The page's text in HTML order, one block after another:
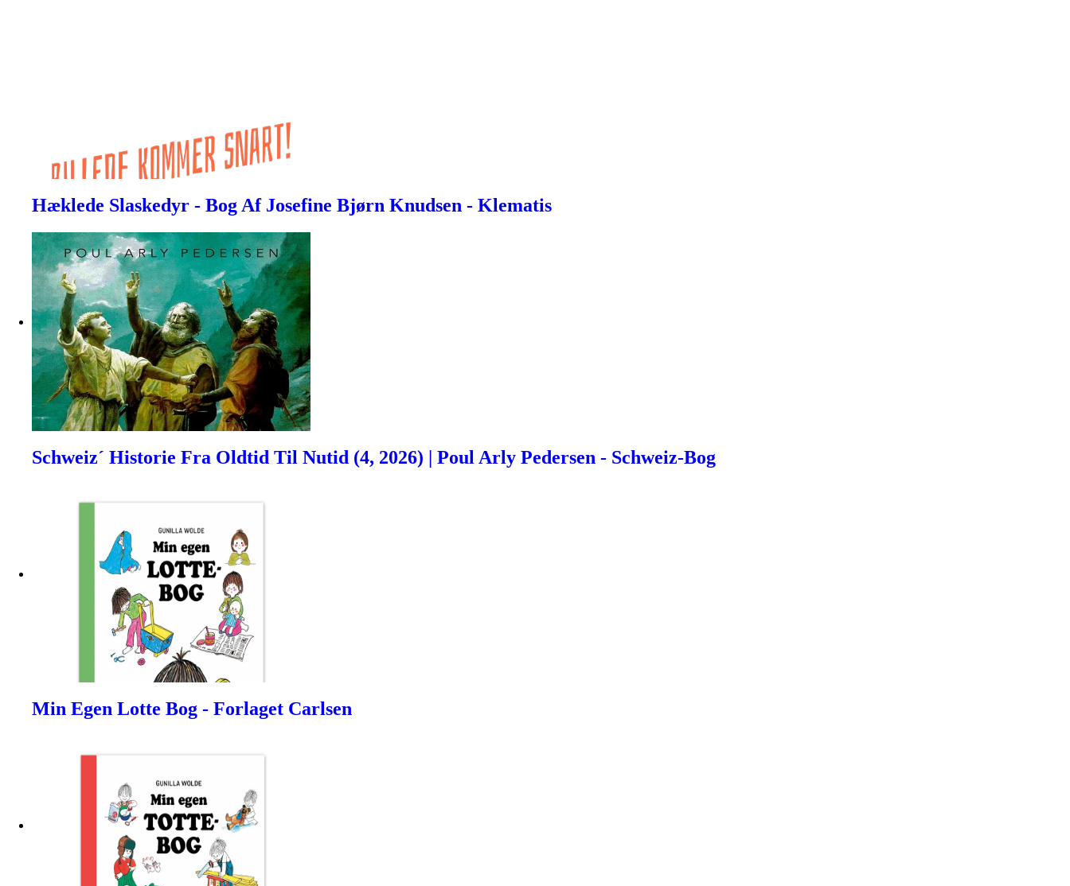
Hæklede Slaskedyr - Bog Af Josefine Bjørn Knudsen - Klematis
Schweiz´ Historie Fra Oldtid Til Nutid (4, 2026) | Poul Arly Pedersen - Schweiz-Bog
Min Egen Lotte Bog - Forlaget Carlsen